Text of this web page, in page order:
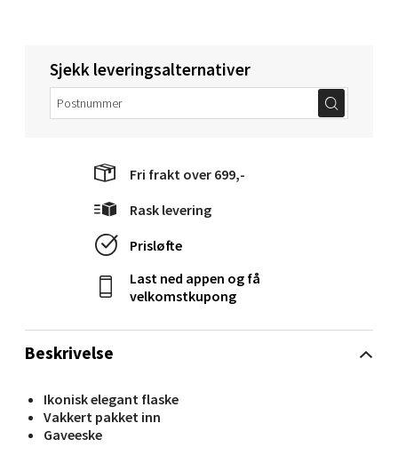
Beskrivelse
Ikonisk elegant flaske
Vakkert pakket inn
Gaveeske
Sjekk leveringsalternativer
Fri frakt over 699,-
Rask levering
Prisløfte
Last ned appen og få
velkomstkupong
Ålesund - Thon Senter Moa
Langelandsvegen 25, 6010 Ålesund
Åpent i dag 10-20
Molde - Moldetorget
Torget 1, 6413 Molde
Åpent i dag 10-20